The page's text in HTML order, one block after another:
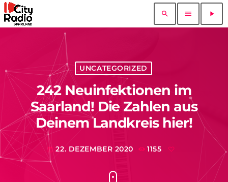
search menu play_arrow
UNCATEGORIZED
242 Neuinfektionen im
Saarland! Die Zahlen aus
Deinem Landkreis hier!
today 22. DEZEMBER 2020 1155